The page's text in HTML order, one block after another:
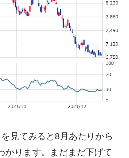
見てみると8月あたりから
かります。まだまだ下げて